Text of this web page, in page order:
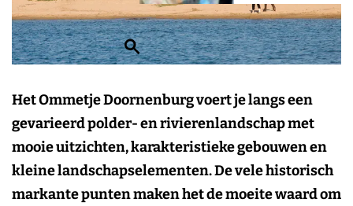
Z
o
e
k
e
n
Het Ommetje Doornenburg voert je langs een
gevarieerd polder- en rivierenlandschap met
mooie uitzichten,karakteristieke gebouwen en
kleine landschapselementen. De vele historisch
markante punten maken het de moeite waard om